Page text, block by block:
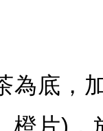
為底，
橙片)，